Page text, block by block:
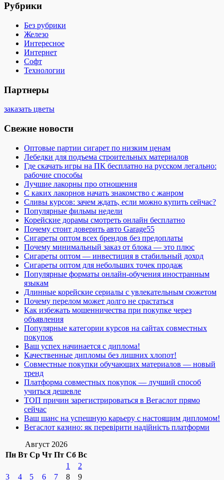
Рубрики
Без рубрики
Железо
Интересное
Интернет
Софт
Технологии
Партнеры
заказать цветы
Свежие новости
Оптовые партии сигарет по низким ценам
Лебедки для подъема строительных материалов
Где скачать игры на ПК бесплатно на русском легально:
рабочие способы
Лучшие лакорны про отношения
С каких лакорнов начать знакомство с жанром
Сливы курсов: зачем ждать, если можно купить сейчас?
Популярные фильмы недели
Корейские дорамы смотреть онлайн бесплатно
Почему стоит доверить авто Garage55
Сигареты оптом всех брендов без предоплаты
Почему минимальный заказ от блока — это плюс
Сигареты оптом — инвестиция в стабильный доход
Сигареты оптом для небольших точек продаж
Популярные форматы онлайн-обучения иностранным
языкам
Длинные корейские сериалы с увлекательным сюжетом
Почему перелом может долго не срастаться
Как избежать мошенничества при покупке через
объявления
Популярные категории курсов на сайтах совместных
покупок
Ваш успех начинается с диплома!
Качественные дипломы без лишних хлопот!
Совместные покупки обучающих материалов — новый
тренд
Платформа совместных покупок — лучший способ
учиться дешевле
ТОП причин зарегистрироваться в Вегаслот прямо
сейчас
Ваш шанс на успешную карьеру с настоящим дипломом!
Вегаслот казино: як перевірити надійність платформи
Август 2026
Пн Вт Ср Чт Пт Сб Вс
1
2
3
4 5 6 7 8 9